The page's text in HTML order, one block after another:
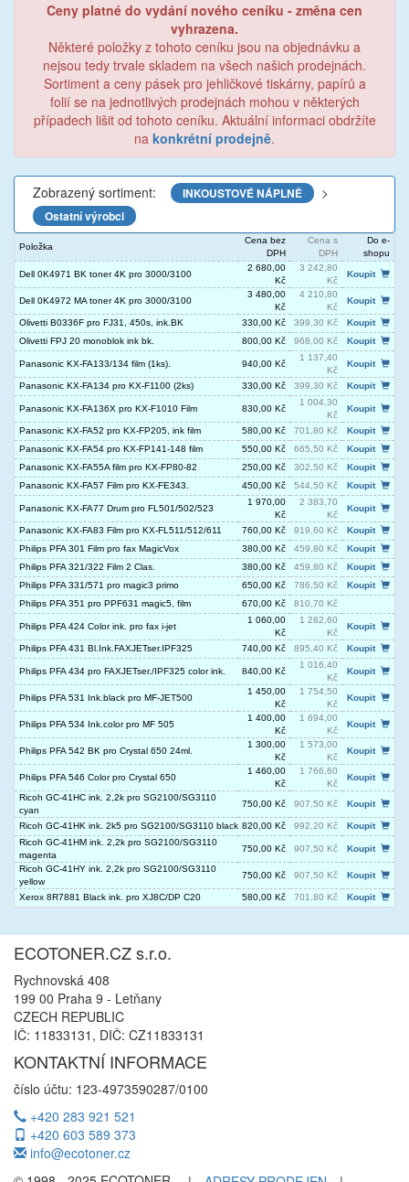
Ceny platné do vydání nového ceníku - změna cen
vyhrazena.
Některé položky z tohoto ceníku jsou na objednávku a
nejsou tedy trvale skladem na všech našich prodejnách.
Sortiment a ceny pásek pro jehličkové tiskárny, papírů a
folií se na jednotlivých prodejnách mohou v některých
případech lišit od tohoto ceníku. Aktuální informaci obdržíte
na konkrétní prodejně.
Zobrazený sortiment: INKOUSTOVÉ NÁPLNĚ >
Ostatní výrobci
Položka
Cena bez
DPH
Cena s
DPH
Do e-
shopu
Dell 0K4971 BK toner 4K pro 3000/3100
2 680,00
Kč
3 242,80
Kč
Koupit
Dell 0K4972 MA toner 4K pro 3000/3100
3 480,00
Kč
4 210,80
Kč
Koupit
Olivetti B0336F pro FJ31, 450s, ink.BK 330,00 Kč 399,30 Kč
Koupit
Olivetti FPJ 20 monoblok ink bk.
800,00 Kč 968,00 Kč Koupit
Panasonic KX-FA133/134 film (1ks). 940,00 Kč
1 137,40
Kč
Koupit
Panasonic KX-FA134 pro KX-F1100 (2ks) 330,00 Kč 399,30 Kč Koupit
Panasonic KX-FA136X pro KX-F1010 Film 830,00 Kč
1 004,30
Kč
Koupit
Panasonic KX-FA52 pro KX-FP205, ink film 580,00 Kč 701,80 Kč
Koupit
Panasonic KX-FA54 pro KX-FP141-148 film
550,00 Kč 665,50 Kč
Koupit
Panasonic KX-FA55A film pro KX-FP80-82
250,00 Kč 302,50 Kč
Koupit
Panasonic KX-FA57 Film pro KX-FE343.
450,00 Kč 544,50 Kč Koupit
Panasonic KX-FA77 Drum pro FL501/502/523
1 970,00
Kč
2 383,70
Kč
Koupit
Panasonic KX-FA83 Film pro KX-FL511/512/611 760,00 Kč 919,60 Kč
Koupit
Philips PFA 301 Film pro fax MagicVox
380,00 Kč 459,80 Kč
Koupit
Philips PFA 321/322 Film 2 Clas.
380,00 Kč 459,80 Kč
Koupit
Philips PFA 331/571 pro magic3 primo
650,00 Kč 786,50 Kč
Koupit
Philips PFA 351 pro PPF631 magic5, film
670,00 Kč 810,70 Kč
Philips PFA 424 Color ink. pro fax i-jet
1 060,00
Kč
1 282,60
Kč
Koupit
Philips PFA 431 Bl.Ink.FAXJETser.IPF325 740,00 Kč 895,40 Kč Koupit
Philips PFA 434 pro FAXJETser./IPF325 color ink. 840,00 Kč
1 016,40
Kč
Koupit
Philips PFA 531 Ink.black pro MF-JET500
1 450,00
Kč
1 754,50
Kč
Koupit
Philips PFA 534 Ink.color pro MF 505
1 400,00
Kč
1 694,00
Kč
Koupit
Philips PFA 542 BK pro Crystal 650 24ml.
1 300,00
Kč
1 573,00
Kč
Koupit
Philips PFA 546 Color pro Crystal 650
1 460,00
Kč
1 766,60
Kč
Koupit
Ricoh GC-41HC ink. 2,2k pro SG2100/SG3110
cyan
750,00 Kč 907,50 Kč Koupit
Ricoh GC-41HK ink. 2k5 pro SG2100/SG3110 black 820,00 Kč 992,20 Kč
Koupit
Ricoh GC-41HM ink. 2,2k pro SG2100/SG3110
magenta
750,00 Kč 907,50 Kč
Koupit
Ricoh GC-41HY ink. 2,2k pro SG2100/SG3110
yellow
750,00 Kč 907,50 Kč Koupit
Xerox 8R7881 Black ink. pro XJ8C/DP C20 580,00 Kč 701,80 Kč Koupit
ECOTONER.CZ s.r.o.
Rychnovská 408
199 00 Praha 9 - Letňany
CZECH REPUBLIC
IČ: 11833131, DIČ: CZ11833131
KONTAKTNÍ INFORMACE
číslo účtu: 123-4973590287/0100
+420 283 921 521
+420 603 589 373
info@ecotoner.cz